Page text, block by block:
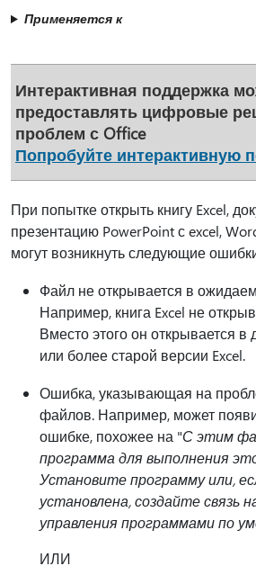
Применяется к
Интерактивная поддержка
предоставлять цифровые
проблем с Office
Попробуйте интерактивную
При попытке открыть книгу Excel,
презентацию PowerPoint с excel,
могут возникнуть следующие
Файл не открывается в
Например, книга Excel не
Вместо этого он открывается
или более старой версии Excel.
Ошибка, указывающая на
файлов. Например, может
ошибке, похожее на "С этим
программа для выполнения
Установите программу или,
установлена, создайте связь
управления программами по
ИЛИ